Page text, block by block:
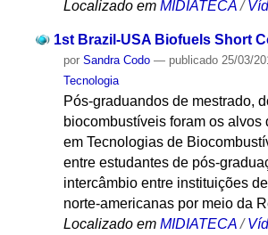
Localizado em MIDIATECA /
1st Brazil-USA Biofuels Short
porSandra Codo — publicado 25/03/
Tecnologia
Pós-graduandos de mestrado,
biocombustíveis foram os
em Tecnologias de
entre estudantes de pós-
intercâmbio entre instituições
norte-americanas por meio da
Localizado em MIDIATECA /